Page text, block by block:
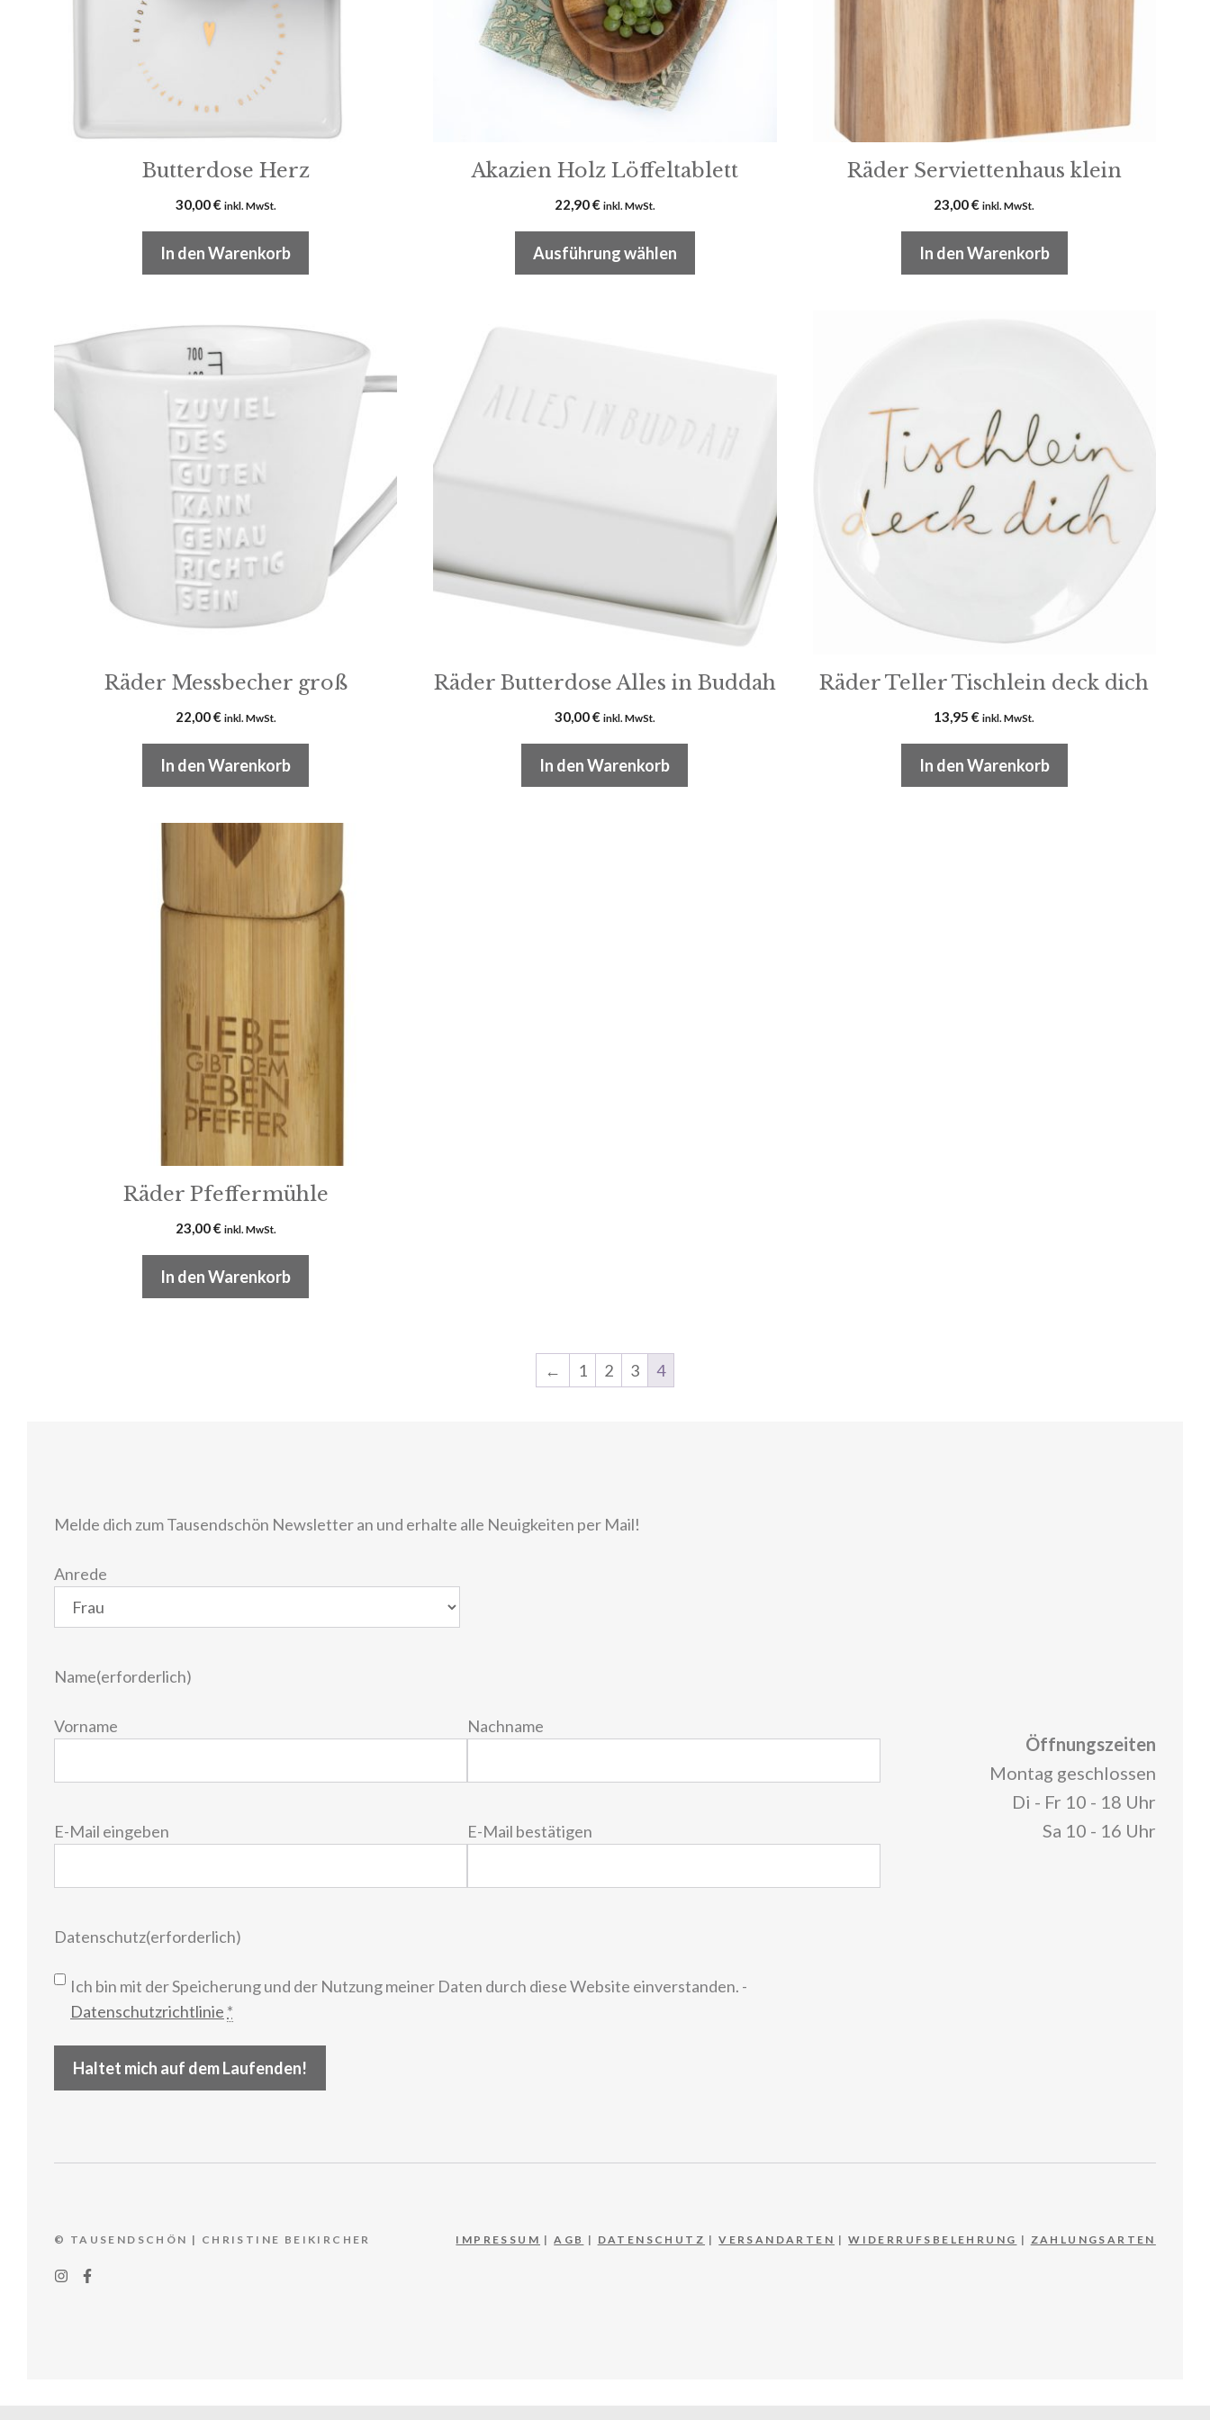
Butterdose Herz
30,00€ inkl. MwSt.
In den Warenkorb
Akazien Holz Löffeltablett
22,90€ inkl. MwSt.
Ausführung wählen
Räder Serviettenhaus klein
23,00€ inkl. MwSt.
In den Warenkorb
Räder Messbecher groß
22,00€ inkl. MwSt.
In den Warenkorb
Räder Butterdose Alles in Buddah
30,00€ inkl. MwSt.
In den Warenkorb
Räder Teller Tischlein deck dich
13,95€ inkl. MwSt.
In den Warenkorb
Räder Pfeffermühle
23,00€ inkl. MwSt.
In den Warenkorb
← 1 2 3 4
Melde dich zum Tausendschön Newsletter an und erhalte alle Neuigkeiten per Mail!
Anrede
Name(erforderlich)
Vorname Nachname
E-
E-Mail eingeben E-Mail bestätigen
Datenschutz(erforderlich)
Ich bin mit der Speicherung und der Nutzung meiner Daten durch diese Website einverstanden. -
Datenschutzrichtlinie *
Haltet mich auf dem Laufenden!
Öffnungszeiten
Montag geschlossen
Di - Fr 10 - 18 Uhr
Sa 10 - 16 Uhr
© TAUSENDSCHÖN | CHRISTINE BEIKIRCHER IMPRESSUM |AGB | DATENSCHUTZ |VERSANDARTEN |WIDERRUFSBELEHRUNG | ZAHLUNGSARTEN